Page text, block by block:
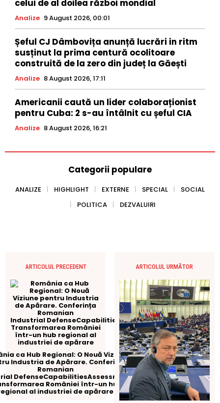
celui de al doilea război mondial
Analize 9 August 2026, 00:01
Șeful CJ Dâmbovița anunță lucrări in ritm
susținut la prima centură ocolitoare
construită de la zero din județ la Găești
Analize 8 August 2026, 17:11
Americanii caută un lider colaboraționist
pentru Cuba: 2 s-au întâlnit cu șeful CIA
Analize 8 August 2026, 16:21
Categorii populare
ANALIZE HIGHLIGHT EXTERNE SPECIAL
SOCIAL
POLITICA
DEZVALUIRI
ARTICOLUL PRECEDENT
ca Hub Regional: O Nouă Viziune
Industria de Apărare. Conferința
Romanian
DefenseCapabilitiesAssessment:
României într-un hub
al industriei de apărare
ARTICOLUL URMĂTOR